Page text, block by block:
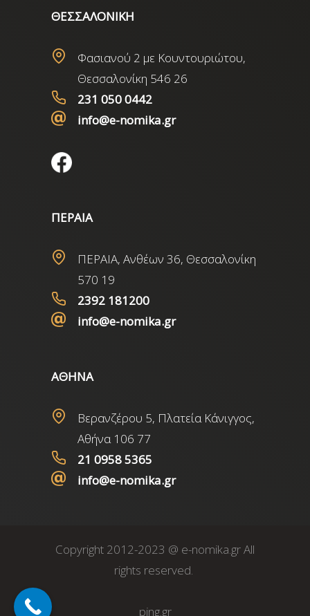
ΘΕΣΣΑΛΟΝΙΚΗ
Φασιανού 2 με Κουντουριώτου,
Θεσσαλονίκη 546 26
231 050 0442
info@e-nomika.gr
ΠΕΡΑΙΑ
ΠΕΡΑΙΑ, Ανθέων 36, Θεσσαλονίκη
570 19
2392 181200
info@e-nomika.gr
ΑΘΗΝΑ
Βερανζέρου 5, Πλατεία Κάνιγγος,
Αθήνα 106 77
21 0958 5365
info@e-nomika.gr
Copyright 2012-2023 @ e-nomika.gr All
rights reserved.
ping.gr